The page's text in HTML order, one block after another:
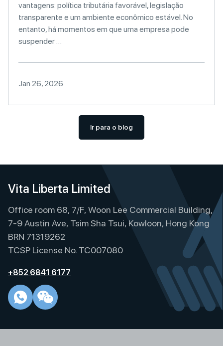
vantagens: política tributária favorável, legislação
transparente e um ambiente econômico estável. No
entanto, há momentos em que uma empresa pode
suspender …
Jan 26, 2026
Ir para o blog
Vita Liberta Limited
Office room 68, 7/F, Woon Lee Commercial Building,
7-9 Austin Ave, Tsim Sha Tsui, Kowloon, Hong Kong
BRN 71319262
TCSP License No. TC007080
+852 6841 6177